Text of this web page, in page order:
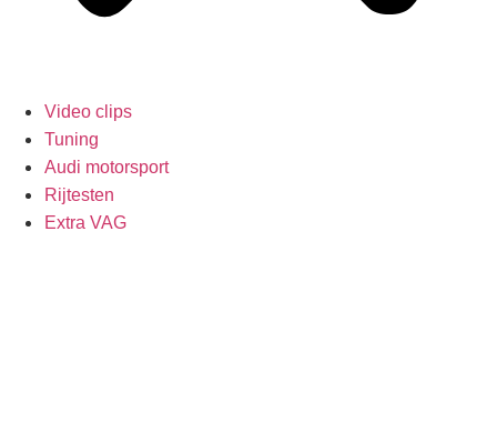
Video clips
Tuning
Audi motorsport
Rijtesten
Extra VAG